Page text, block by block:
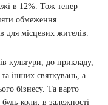
в 12%. Тож тепер
обмеження
для місцевих жителів.
культури, до прикладу,
інших святкувань, а
бізнесу. Та варто
коли, в залежності